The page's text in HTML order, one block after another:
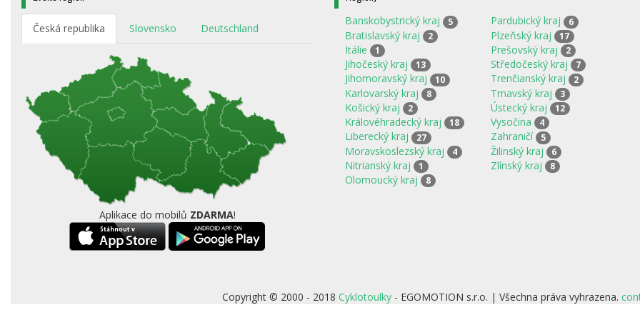
Česká republika Slovensko Deutschland
Aplikace do mobilů ZDARMA!
Banskobystrický kraj 5
Bratislavský kraj 2
Itálie 1
Jihočeský kraj 13
Jihomoravský kraj 10
Karlovarský kraj 8
Košický kraj 2
Královéhradecký kraj 18
Liberecký kraj 27
Moravskoslezský kraj 4
Nitrianský kraj 1
Olomoucký kraj 8
Pardubický kraj 6
Plzeňský kraj 17
Prešovský kraj 2
Středočeský kraj 7
Trenčianský kraj 2
Trnavský kraj 3
Ústecký kraj 12
Vysočina 4
Zahraničí 5
Žilinský kraj 6
Zlínský kraj 8
Copyright © 2000 - 2018 Cyklotoulky - EGOMOTION s.r.o. | Všechna práva vyhrazena.